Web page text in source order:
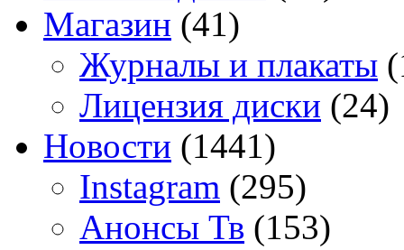
Магазин (41)
Журналы и плакаты
Лицензия диски (24)
Новости (1441)
Instagram (295)
Анонсы Тв (153)